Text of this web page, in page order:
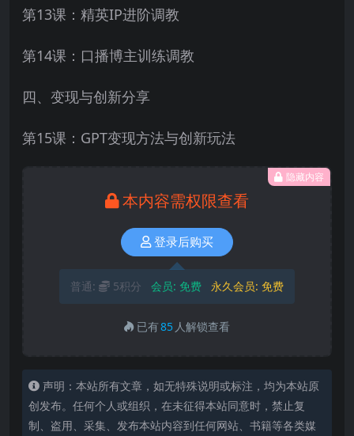
第13课：精英IP进阶调教
第14课：口播博主训练调教
四、变现与创新分享
第15课：GPT变现方法与创新玩法
隐藏内容
本内容需权限查看
登录后购买
普通: 5积分 会员: 免费 永久会员: 免费
已有85 人解锁查看
声明：本站所有文章，如无特殊说明或标注，均为本站原
创发布。任何个人或组织，在未征得本站同意时，禁止复
制、盗用、采集、发布本站内容到任何网站、书籍等各类媒